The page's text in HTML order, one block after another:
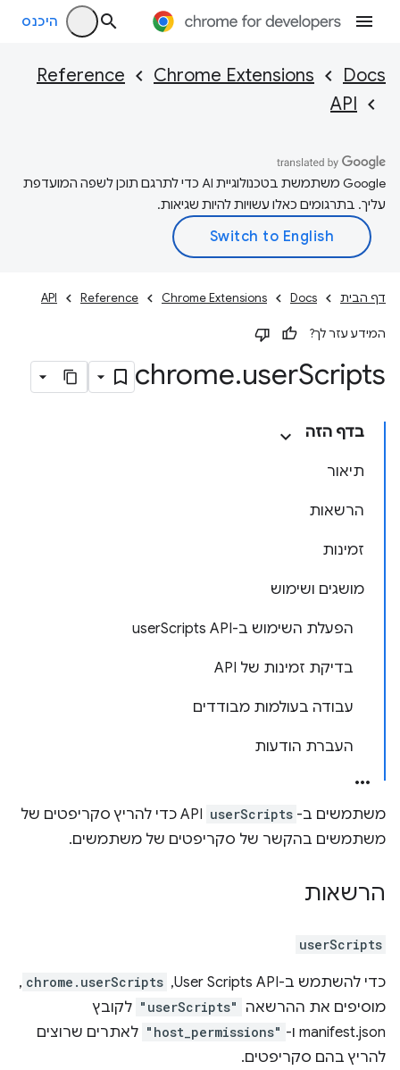
היכנס
Docs
Chrome Extensions
Reference
API
‫Google משתמשת בטכנולוגיית AI כדי לתרגם תוכן לשפה המועדפת
עליך. בתרגומים כאלו עשויות להיות שגיאות.
דף הבית Docs
Chrome Extensions
Reference
API
המידע עזר לך?
chrome.userScripts
בדף הזה
תיאור
הרשאות
זמינות
מושגים ושימוש
הפעלת השימוש ב-userScripts API
בדיקת זמינות של API
עבודה בעולמות מבודדים
העברת הודעות
משתמשים ב- userScripts
API כדי להריץ סקריפטים של
משתמשים בהקשר של סקריפטים של משתמשים.
הרשאות
userScripts
כדי להשתמש ב-User Scripts API‏, chrome.userScripts
,
מוסיפים את ההרשאה
"userScripts" לקובץ
manifest.json ו-
"host_permissions" לאתרים שרוצים
להריץ בהם סקריפטים.